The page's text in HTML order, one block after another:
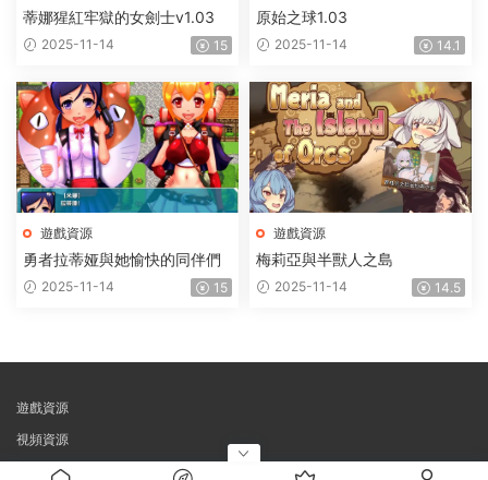
蒂娜猩紅牢獄的女劍士v1.03
2025-11-14 15
原始之球1.03
2025-11-14 14.1
遊戲資源
勇者拉蒂娅與她愉快的同伴們
2025-11-14 15
遊戲資源
梅莉亞與半獸人之島
2025-11-14 14.5
遊戲資源
視頻資源